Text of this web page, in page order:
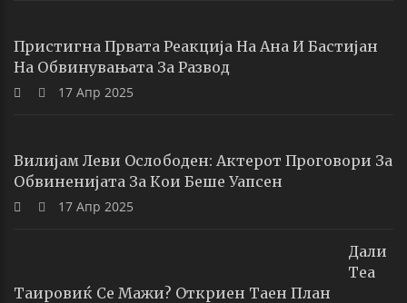
Пристигна Првата Реакција На Ана И Бастијан
На Обвинувањата За Развод
17 Апр 2025
Вилијам Леви Ослободен: Актерот Проговори За
Обвиненијата За Кои Беше Уапсен
17 Апр 2025
Дали
Теа
Таировиќ Се Мажи? Откриен Таен План